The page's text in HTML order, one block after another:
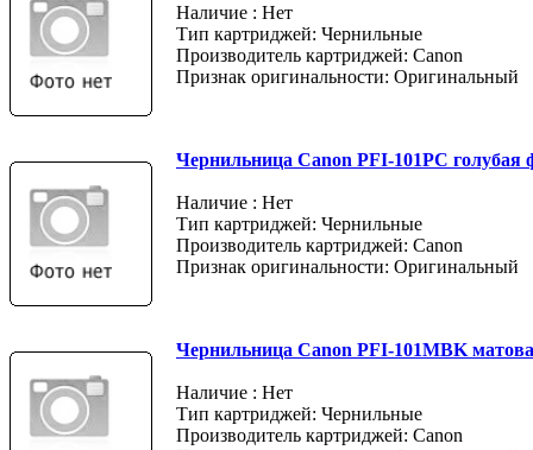
Наличие : Нет
Тип картриджей: Чернильные
Производитель картриджей: Canon
Признак оригинальности: Оригинальный
Чернильница Canon PFI-101PC голубая
Наличие : Нет
Тип картриджей: Чернильные
Производитель картриджей: Canon
Признак оригинальности: Оригинальный
Чернильница Canon PFI-101MBK
Наличие : Нет
Тип картриджей: Чернильные
Производитель картриджей: Canon